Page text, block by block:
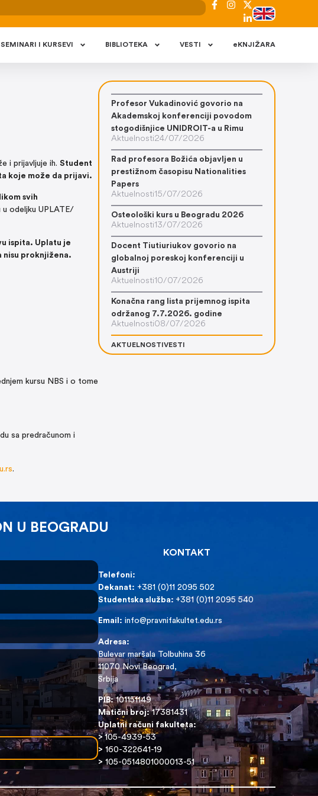
SEMINARI I KURSEVI BIBLIOTEKA VESTI eKNJIŽARA
i prijavljuje ih. Student
koje može da prijavi.
svih
odeljku UPLATE/
ispita. Uplatu je
proknjižena.
kursu NBS i o tome
sa predračunom i
.
Profesor Vukadinović govorio na
Akademskoj konferenciji povodom
stogodišnjice UNIDROIT-a u Rimu
Aktuelnosti24/07/2026
Rad profesora Božića objavljen u
prestižnom časopisu Nationalities
Papers
Aktuelnosti15/07/2026
Osteološki kurs u Beogradu 2026
Aktuelnosti13/07/2026
Docent Tiutiuriukov govorio na
globalnoj poreskoj konferenciji u
Austriji
Aktuelnosti10/07/2026
Konačna rang lista prijemnog ispita
održanog 7.7.2026. godine
Aktuelnosti08/07/2026
AKTUELNOSTI VESTI
U BEOGRADU
KONTAKT
Telefoni:
Dekanat: +381 (0)11 2095 502
Studentska služba: +381 (0)11 2095 540
Email: info@pravnifakultet.edu.rs
Adresa:
Bulevar maršala Tolbuhina 36
11070 Novi Beograd,
Srbija
PIB:101151149
Matični broj:17381431
Uplatni računi fakulteta:
>105-4939-53
> 160-322641-19
>105-0514801000013-51